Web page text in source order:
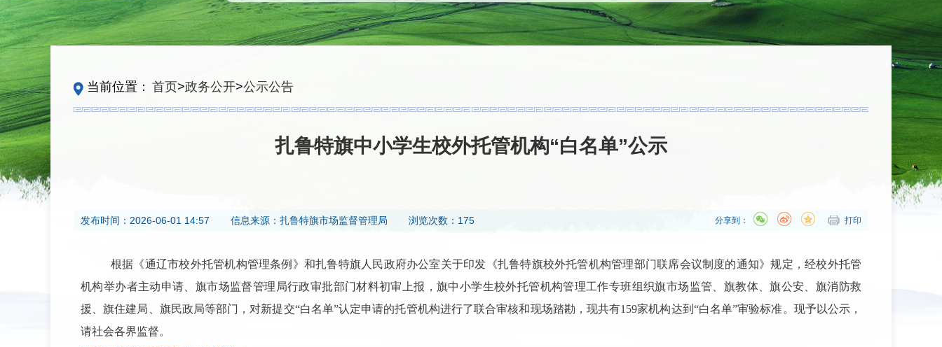
当前位置： 首页>政务公开>公示公告
扎鲁特旗中小学生校外托管机构“白名单”公示
发布时间： 2026-06-01 14:57 信息来源： 扎鲁特旗市场监督管理局 浏览次数：175 打印
分享到：
根据 《通辽市校外托管机构管理条例》和扎鲁特旗人民政府办公室关于印发《扎鲁特旗校外托管机构管理部门联席会议制度的通知》规定，经校外托管
机构举办者主动申请、旗市场监督管理局行政审批部门材料初审上报，旗中小学生校外托管机构管理工作专班组织旗市场监管、旗教体、旗公安、旗消防救
援、旗住建局、旗民政局等部门，对新提交“白名单”认定申请的托管机构进行了联合审核和现场踏勘，现共有1 59家机构达到 “白名单”审验标准。现予以公示，
请社会各界监督。